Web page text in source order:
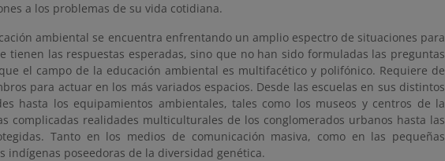
a los problemas de su vida cotidiana.
ambiental se encuentra enfrentando un amplio espectro de situaciones para
tienen las respuestas esperadas, sino que no han sido formuladas las preguntas
el campo de la educación ambiental es multifacético y polifónico. Requiere de
para actuar en los más variados espacios. Desde las escuelas en sus distintos
hasta los equipamientos ambientales, tales como los museos y centros de la
complicadas realidades multiculturales de los conglomerados urbanos hasta las
Tanto en los medios de comunicación masiva, como en las pequeñas
indígenas poseedoras de la diversidad genética.